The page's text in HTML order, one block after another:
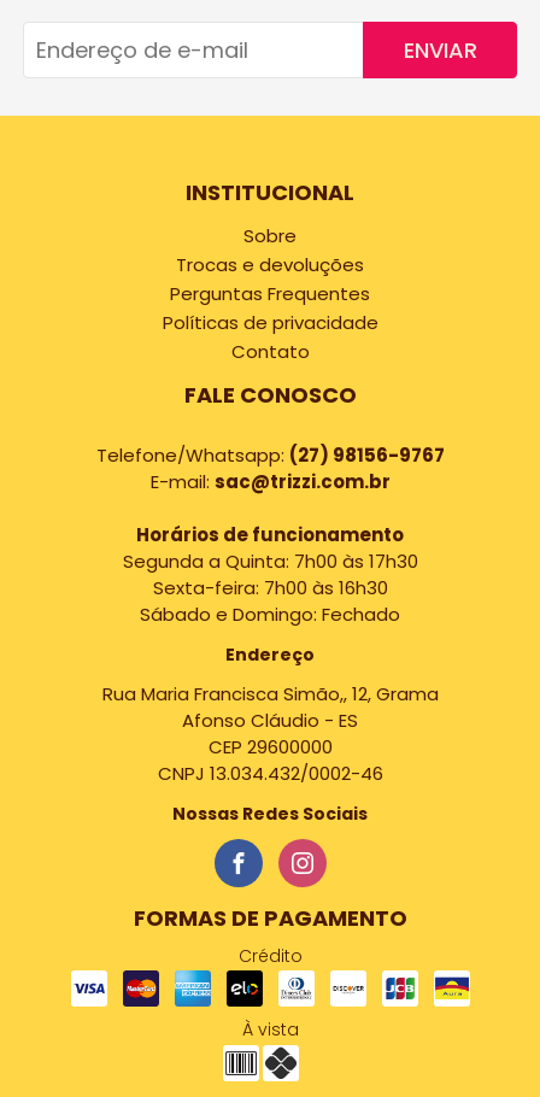
ENVIAR
INSTITUCIONAL
Sobre
Trocas e devoluções
Perguntas Frequentes
Políticas de privacidade
Contato
FALE CONOSCO
Telefone/Whatsapp: (27) 98156-9767
E-mail: sac@trizzi.com.br
Horários de funcionamento
Segunda a Quinta: 7h00 às 17h30
Sexta-feira: 7h00 às 16h30
Sábado e Domingo: Fechado
Endereço
Rua Maria Francisca Simão,, 12, Grama
Afonso Cláudio - ES
CEP 29600000
CNPJ 13.034.432/0002-46
Nossas Redes Sociais
FORMAS DE PAGAMENTO
Crédito
À vista